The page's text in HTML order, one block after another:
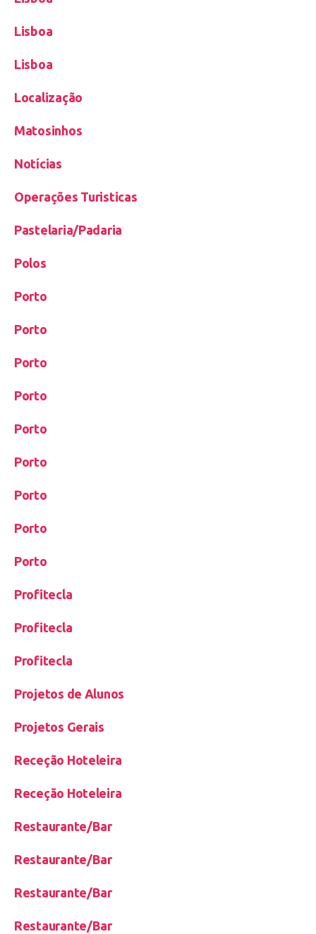
Lisboa
Lisboa
Localização
Matosinhos
Notícias
Operações Turisticas
Pastelaria/Padaria
Polos
Porto
Porto
Porto
Porto
Porto
Porto
Porto
Porto
Porto
Profitecla
Profitecla
Profitecla
Projetos de Alunos
Projetos Gerais
Receção Hoteleira
Receção Hoteleira
Restaurante/Bar
Restaurante/Bar
Restaurante/Bar
Restaurante/Bar